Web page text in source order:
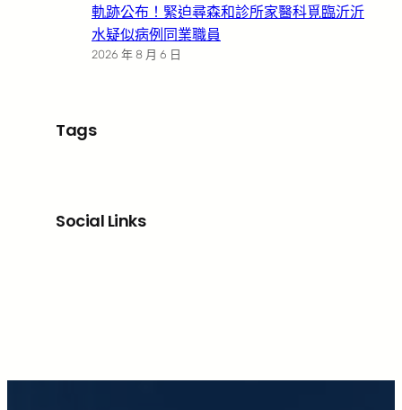
軌跡公布！緊迫尋森和診所家醫科覓臨沂沂
水疑似病例同業職員
2026 年 8 月 6 日
Tags
Social Links